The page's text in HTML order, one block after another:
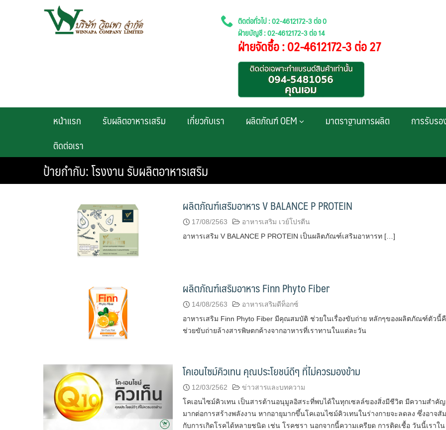
ติดต่อทั่วไป : 02-4612172-3 ต่อ 0
ฝ่ายบัญชี : 02-4612172-3 ต่อ 14
ฝ่ายจัดซื้อ : 02-4612172-3 ต่อ 27
หน้าแรก รับผลิตอาหารเสริม เกี่ยวกับเรา ผลิตภัณฑ์ OEM มาตราฐานการผลิต การรับร
ติดต่อเรา
ป้ายกำกับ:โรงงาน รับผลิตอาหารเสริม
ผลิตภัณฑ์เสริมอาหาร V BALANCE P PROTEIN
17/08/2563
อาหารเสริม เวย์โปรตีน
อาหารเสริม V BALANCE P PROTEIN เป็นผลิตภัณฑ์เสริมอาหารท […]
ผลิตภัณฑ์เสริมอาหาร Finn Phyto Fiber
14/08/2563
อาหารเสริมดีท็อกซ์
อาหารเสริม Finn Phyto Fiber มีคุณสมบัติ ช่วยในเรื่องขับถ่าย หลักๆของผลิตภัณฑ์ตัวนี้
ช่วยขับถ่ายล้างสารพิษตกค้างจากอาหารที่เราทานในแต่ละวัน
โคเอนไซม์คิวเทน คุณประโยชน์ดีๆ ที่ไม่ควรมองข้าม
12/03/2562
ข่าวสารและบทความ
โคเอนไซม์คิวเทน เป็นสารต้านอนุมูลอิสระที่พบได้ในทุกเซลล์ของสิ่งมีชีวิต มีความสำคัญ
มากต่อการสร้างพลังงาน หากอายุมากขึ้นโคเอนไซม์คิวเทนในร่างกายจะลดลง ซึ่งอาจสั
กับการเกิดโรคได้หลายชนิด เช่น โรคชรา นอกจากนี้ความเครียด การติดเชื้อ วันนี้เราใน